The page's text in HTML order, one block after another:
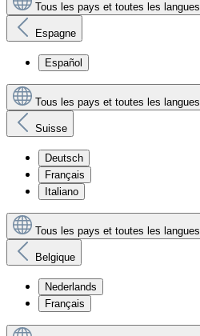
Tous les pays et toutes les langues
Espagne
Español
Tous les pays et toutes les langues
Suisse
Deutsch
Français
Italiano
Tous les pays et toutes les langues
Belgique
Nederlands
Français